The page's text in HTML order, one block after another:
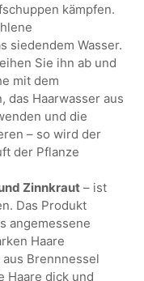
kämpfen.
siedendem Wasser.
Sie ihn ab und
mit dem
das Haarwasser aus
und die
– so wird der
der Pflanze
Zinnkraut – ist
Das Produkt
angemessene
Haare
Brennnessel
Haare dick und